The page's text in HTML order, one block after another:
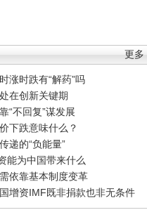
更多
涨时跌有“解药”吗
在创新关键期
“不回复”谋发展
下跌意味什么？
递的“负能量”
能为中国带来什么
依靠基本制度变革
增资IMF既非捐款也非无条件